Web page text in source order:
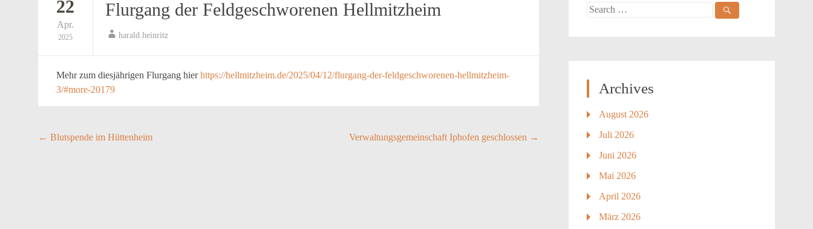
22
Apr.
2025
Flurgang der Feldgeschworenen Hellmitzheim
harald.heinritz
Mehr zum diesjährigen Flurgang hierhttps://hellmitzheim.de/2025/04/12/flurgang-der-feldgeschworenen-hellmitzheim-
3/#more-20179
Post
← Blutspende im Hüttenheim Verwaltungsgemeinschaft Iphofen geschlossen →
Search
Archives
August 2026
Juli 2026
Juni 2026
Mai 2026
April 2026
März 2026